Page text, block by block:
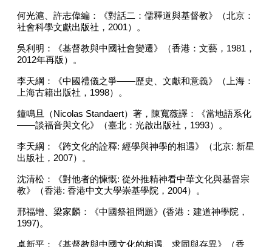
何光滬、許志偉編：《對話二：儒釋道與基督教》（北京：
社會科學文獻出版社， 2001）。
吳利明：《基督教與中國社會變遷》（香港：文藝， 1981 ，
2012年再版）。
李天綱：《中國禮儀之爭——歷史、文獻和意義》（上海：
上海古籍出版社， 1998）。
鐘鳴旦（ Nicolas Standaert）著，陳寬薇譯：《當地語系化
——談福音與文化》（臺北：光啟出版社， 1993）。
李天綱：《跨文化的詮釋: 經學與神學的相遇》（北京: 新星
出版社， 2007）。
沈清松：《對他者的慷慨: 從外推精神看中華文化與基督宗
教》（香港: 香港中文大學崇基學院， 2004）。
邢福增、梁家麟：《中國祭祖問題》 (香港：建道神學院，
1997)。
卓新平：《基督教與中國文化的相遇、求同與存異》（香